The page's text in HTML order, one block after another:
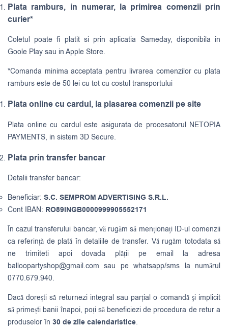
Plata ramburs, in numerar, la primirea comenzii prin
curier*
Coletul poate fi platit si prin aplicatia Sameday, disponibila in
Goole Play sau in Apple Store.
*Comanda minima acceptata pentru livrarea comenzilor cu plata
ramburs este de 50 lei cu tot cu costul transportului
Plata online cu cardul, la plasarea comenzii pe site
Plata online cu cardul este asigurata de procesatorul NETOPIA
PAYMENTS, in sistem 3D Secure.
Plata prin transfer bancar
Detalii transfer bancar:
Beneficiar: S.C. SEMPROM ADVERTISING S.R.L.
Cont IBAN: RO89INGB0000999905552171
În cazul transferului bancar, vă rugăm să menționați ID-ul comenzii
ca referință de plată în detaliile de transfer. Vă rugăm totodata să
ne trimiteti apoi dovada plății pe email la adresa
balloopartyshop@gmail.com sau pe whatsapp/sms la numărul
0770.679.940.
Dacă dorești să returnezi integral sau parțial o comandă şi implicit
să primești banii înapoi, poți să beneficiezi de procedura de retur a
produselor în 30 de zile calendaristice.